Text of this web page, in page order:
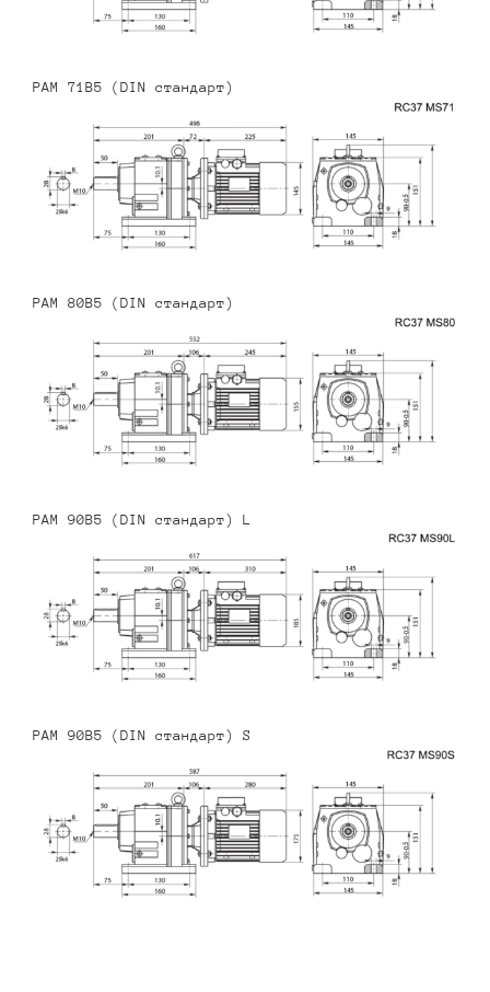
PAM 71B5 (DIN стандарт)
PAM 80B5 (DIN стандарт)
PAM 90B5 (DIN стандарт) L
PAM 90B5 (DIN стандарт) S